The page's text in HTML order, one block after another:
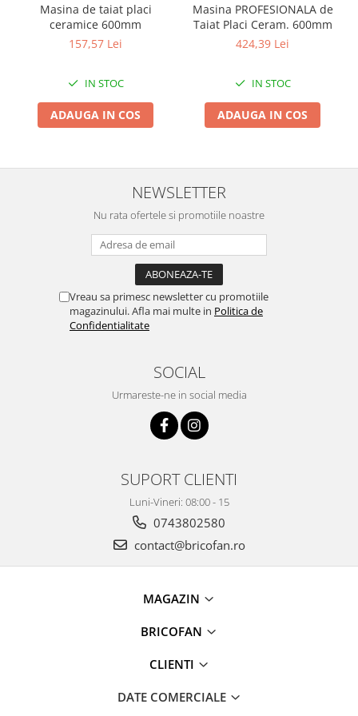
Pentru Casa si Camping
Aragaze, plite, piese butelii de
Gratare
Prelungitoare & cabluri electrice
Lampi solare
Proiectoare & lampi de lucru
Aparate de spalat cu presiune si
Accesorii aparatele de spalat cu
Aparate de spalat cu presiune
Articole si accesorii pentru baie
Masina de taiat placi
ceramice 600mm
157,57 Lei
IN STOC
ADAUGA IN COS
Masina PROFESIONALA de
Taiat Placi Ceram. 600mm
424,39 Lei
IN STOC
ADAUGA IN COS
NEWSLETTER
Nu rata ofertele si promotiile noastre
Vreau sa primesc newsletter cu promotiile
magazinului. Afla mai multe in Politica de
Confidentialitate
SOCIAL
Urmareste-ne in social media
SUPORT CLIENTI
Luni-Vineri: 08:00 - 15
0743802580
contact@bricofan.ro
MAGAZIN
BRICOFAN
CLIENTI
DATE COMERCIALE